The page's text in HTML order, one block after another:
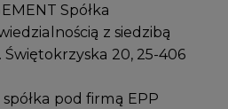
Spółka
z siedzibą
Świętokrzyska 20, 25-406
pod firmą EPP